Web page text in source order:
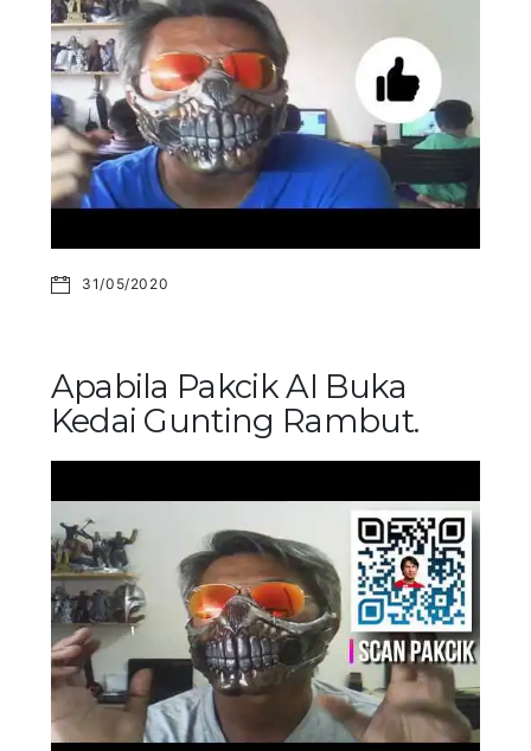
31/05/2020
Apabila Pakcik AI Buka
Kedai Gunting Rambut.